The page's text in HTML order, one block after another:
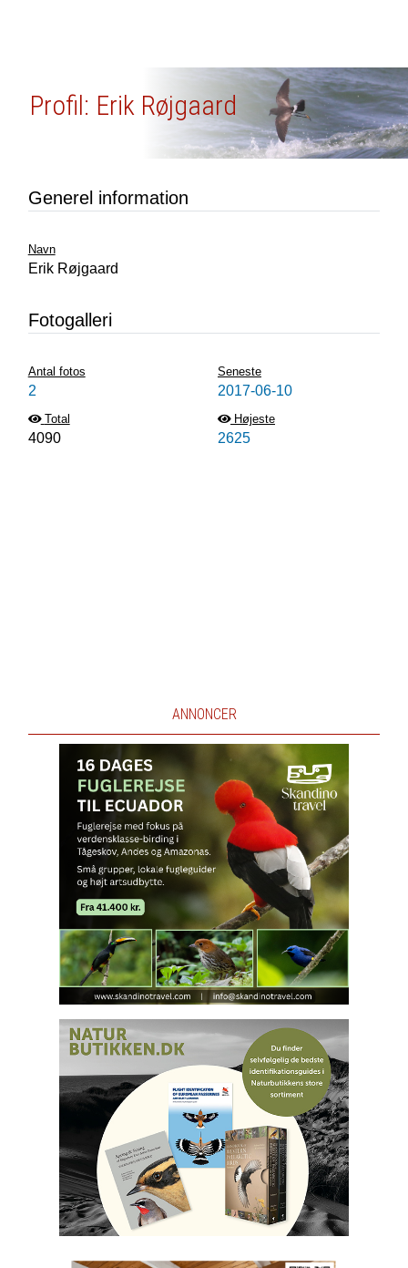
Profil: Erik Røjgaard
Generel information
Navn
Erik Røjgaard
Fotogalleri
Antal fotos
2
Seneste
2017-06-10
Total
4090
Højeste
2625
ANNONCER